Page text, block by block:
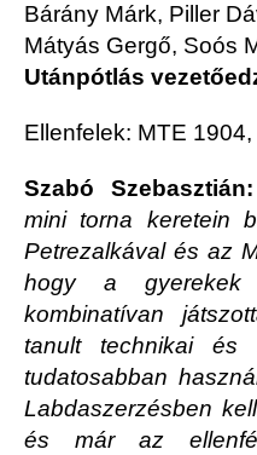
Bárány Márk, Piller
Mátyás Gergő, Soós
Utánpótlás
Ellenfelek: MTE
Szabó
mini torna keretein
Petrezalkával és az
hogy a gyerekek
kombinatívan
tanult technikai és
tudatosabban
Labdaszerzésben
és már az